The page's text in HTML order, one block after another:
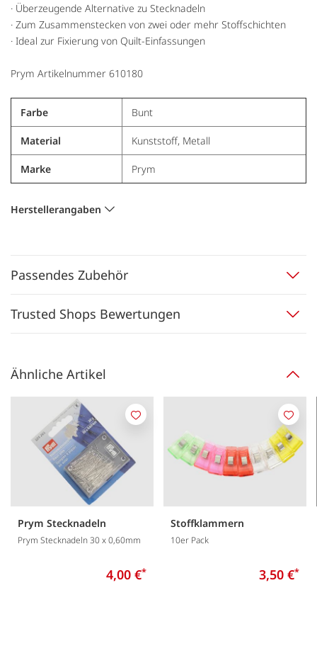
· Überzeugende Alternative zu Stecknadeln
· Zum Zusammenstecken von zwei oder mehr Stoffschichten
· Ideal zur Fixierung von Quilt-Einfassungen
Prym Artikelnummer 610180
Farbe Bunt
Material Kunststoff, Metall
Marke Prym
Herstellerangaben
Passendes Zubehör
Trusted Shops Bewertungen
Ähnliche Artikel
Prym Stecknadeln
Prym Stecknadeln 30 x 0,60mm
4,00 €*
Merken
Stoffklammern
10er Pack
3,50 €*